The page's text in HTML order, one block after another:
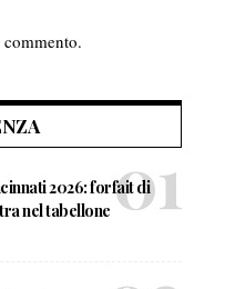
2026: forfait di
nel tabellone